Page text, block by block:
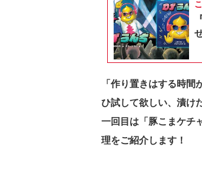
「作り置きはする時
ひ試して欲しい、漬け
一回目は「豚こまケチ
理をご紹介します！